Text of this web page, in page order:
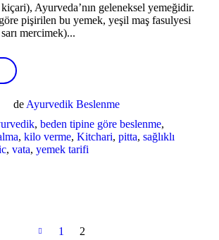
Ayurveda’nın geleneksel yemeğidir.
pişirilen bu yemek, yeşil maş fasulyesi
mercimek)...
de Ayurvedik Beslenme
, beden tipine göre beslenme,
, kilo verme, Kitchari, pitta, sağlıklı
, vata, yemek tarifi
1 2